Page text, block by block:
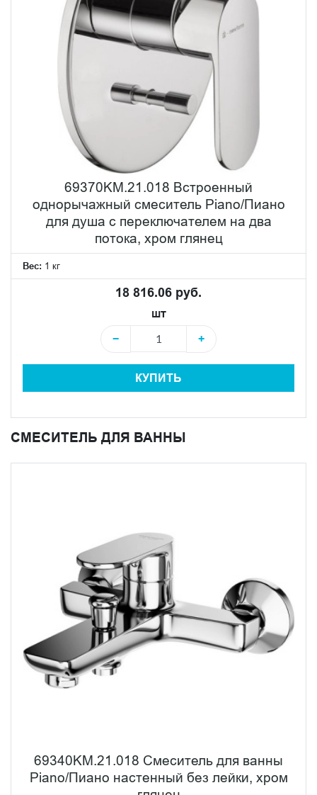
69370KM.21.018 Встроенный
однорычажный смеситель Piano/Пиано
для душа с переключателем на два
потока, хром глянец
Вес: 1 кг
18 816.06 руб.
шт
−
+
КУПИТЬ
СМЕСИТЕЛЬ ДЛЯ ВАННЫ
69340KM.21.018 Смеситель для ванны
Piano/Пиано настенный без лейки, хром